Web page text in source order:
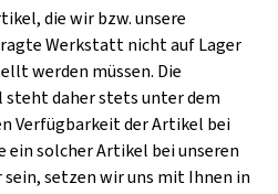
die wir bzw. unsere
Werkstatt nicht auf Lager
werden müssen. Die
daher stets unter dem
Verfügbarkeit der Artikel bei
solcher Artikel bei unseren
setzen wir uns mit Ihnen in